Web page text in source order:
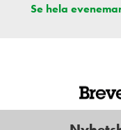
Se hela